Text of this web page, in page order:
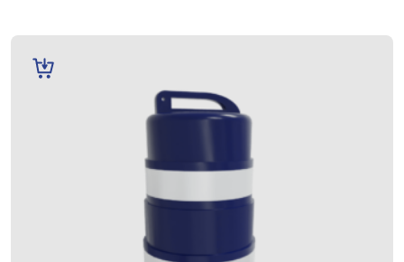
AL
CARRITO